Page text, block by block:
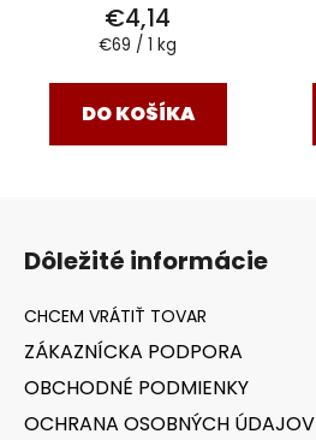
€4,14
Jednotková
€69 / 1 kg
DO KOŠÍKA
Dôležité informácie
ZÁKAZNÍCKA PODPORA
OBCHODNÉ PODMIENKY
OCHRANA OSOBNÝCH ÚDAJOV